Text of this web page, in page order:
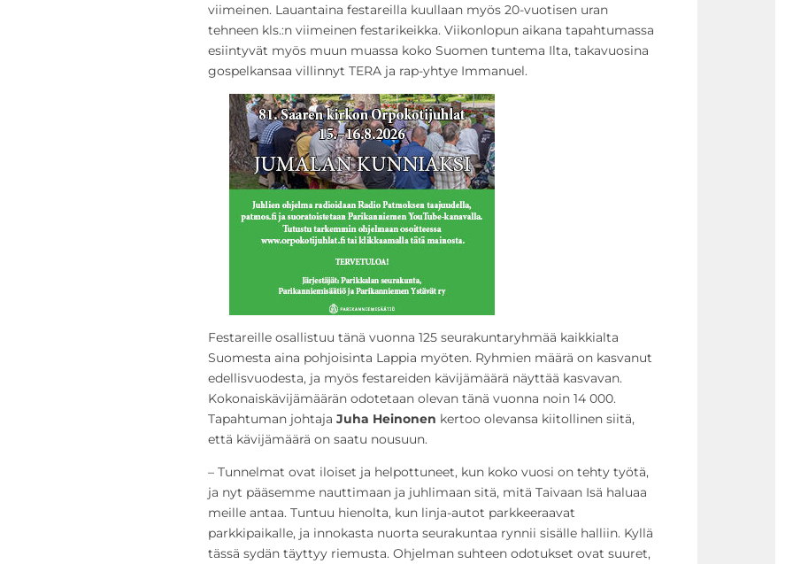
viimeinen. Lauantaina festareilla kuullaan myös 20-vuotisen uran
tehneen kls.:n viimeinen festarikeikka. Viikonlopun aikana tapahtumassa
esiintyvät myös muun muassa koko Suomen tuntema Ilta, takavuosina
gospelkansaa villinnyt TERA ja rap-yhtye Immanuel.
Festareille osallistuu tänä vuonna 125 seurakuntaryhmää kaikkialta
Suomesta aina pohjoisinta Lappia myöten. Ryhmien määrä on kasvanut
edellisvuodesta, ja myös festareiden kävijämäärä näyttää kasvavan.
Kokonaiskävijämäärän odotetaan olevan tänä vuonna noin 14 000.
Tapahtuman johtaja Juha Heinonen kertoo olevansa kiitollinen siitä,
että kävijämäärä on saatu nousuun.
– Tunnelmat ovat iloiset ja helpottuneet, kun koko vuosi on tehty työtä,
ja nyt pääsemme nauttimaan ja juhlimaan sitä, mitä Taivaan Isä haluaa
meille antaa. Tuntuu hienolta, kun linja-autot parkkeeraavat
parkkipaikalle, ja innokasta nuorta seurakuntaa rynnii sisälle halliin. Kyllä
tässä sydän täyttyy riemusta. Ohjelman suhteen odotukset ovat suuret,